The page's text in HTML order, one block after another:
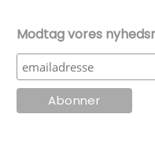
Modtag vores